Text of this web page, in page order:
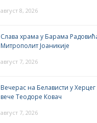
август 8, 2026
Слава храма у Барама
Митрополит Јоаникије
август 7, 2026
Вечерас на Белависти у
вече Теодоре Ковач
август 7, 2026